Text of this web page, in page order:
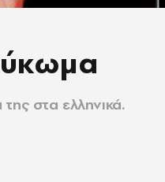
της στα ελληνικά.